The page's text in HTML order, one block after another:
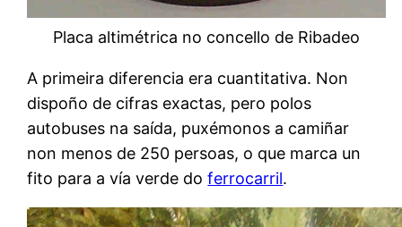
Placa altimétrica no concello de Ribadeo
A primeira diferencia era cuantitativa. Non
dispoño de cifras exactas, pero polos
autobuses na saída, puxémonos a camiñar
non menos de 250 persoas, o que marca un
fito para a vía verde doferrocarril.